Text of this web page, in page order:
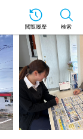
閲覧履歴 検索